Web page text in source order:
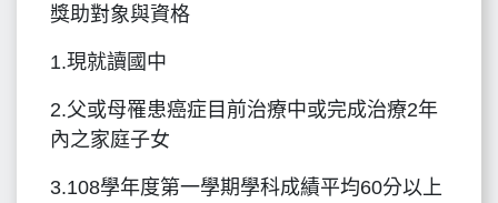
獎助對象與資格
1.現就讀國中
2.父或母罹患癌症目前治療中或完成治療2年
內之家庭子女
3.108學年度第一學期學科成績平均60分以上